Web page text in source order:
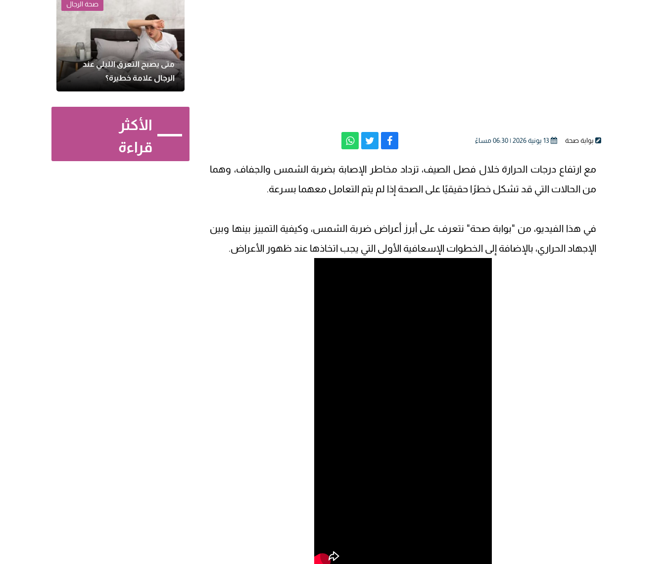
بوابة صحة 13 يونية 2026 | 06:30 مساءً
مع ارتفاع درجات الحرارة خلال فصل الصيف، تزداد مخاطر الإصابة بضربة الشمس والجفاف، وهما
من الحالات التي قد تشكل خطرًا حقيقيًا على الصحة إذا لم يتم التعامل معهما بسرعة.
في هذا الفيديو، من "بوابة صحة" نتعرف على أبرز أعراض ضربة الشمس، وكيفية التمييز بينها وبين
الإجهاد الحراري، بالإضافة إلى الخطوات الإسعافية الأولى التي يجب اتخاذها عند ظهور الأعراض.
صحة الرجال
متى يصبح التعرق الليلي عند
الرجال علامة خطيرة؟
الأكثر
قراءة